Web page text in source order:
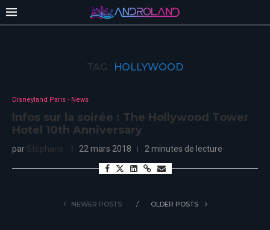
TAG : HOLLYWOOD
Disneyland Paris - News
Infos sur la soirée : The Hollywood Tower
Hotel 10th Anniversary
par Stéphane 22 mars 2018 2 minutes de lecture
NEWER POSTS OLDER POSTS